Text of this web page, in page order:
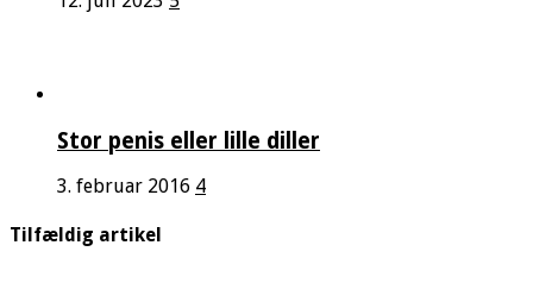
Stor penis eller lille diller
3. februar 2016 4
Tilfældig artikel